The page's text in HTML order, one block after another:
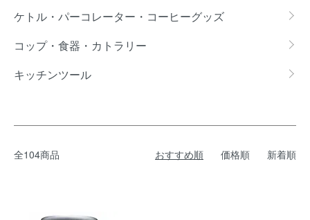
ケトル・パーコレーター・コーヒーグッズ
コップ・食器・カトラリー
キッチンツール
全104商品 おすすめ順 価格順 新着順